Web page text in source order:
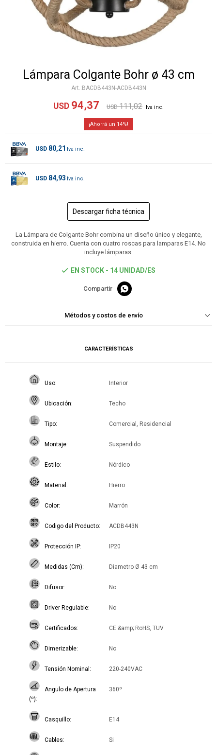
Lámpara Colgante Bohr ø 43 cm
BACDB443N-ACDB443N
USD 94,37 USD 111,02
14
USD 80,21
USD 84,93
Descargar ficha técnica
La Lámpara de Colgante Bohr combina un diseño único y elegante,
construida en hierro. Cuenta con cuatro roscas para lamparas E14. No
incluye lámparas.
EN STOCK - 14 UNIDAD/ES

Métodos y costos de envío
CARACTERÍSTICAS
Uso Interior
Ubicación Techo
Tipo Comercial, Residencial
Montaje Suspendido
Estilo Nórdico
Material Hierro
Color Marrón
Codigo del Producto ACDB443N
Protección IP IP20
Medidas (Cm) Diametro Ø 43 cm
Difusor No
Driver Regulable No
Certificados CE &amp; RoHS, TUV
Dimerizable No
Tensión Nominal 220-240VAC
Angulo de Apertura
(º)
360º
Casquillo E14
Cables Si